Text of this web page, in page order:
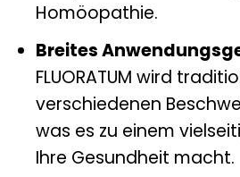
Homöopathie.
Breites
FLUORATUM wird
verschiedenen
was es zu einem
Ihre Gesundheit macht.